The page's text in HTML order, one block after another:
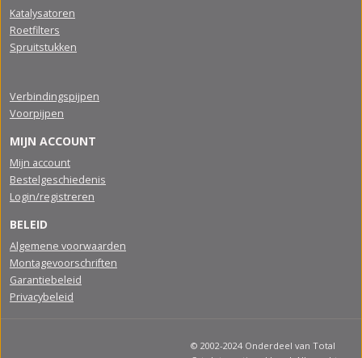
Katalysatoren
Roetfilters
Spruitstukken
Verbindingspijpen
Voorpijpen
MIJN ACCOUNT
Mijn account
Bestelgeschiedenis
Login/registreren
BELEID
Algemene voorwaarden
Montagevoorschriften
Garantiebeleid
Privacybeleid
© 2002-2024 Onderdeel van Total